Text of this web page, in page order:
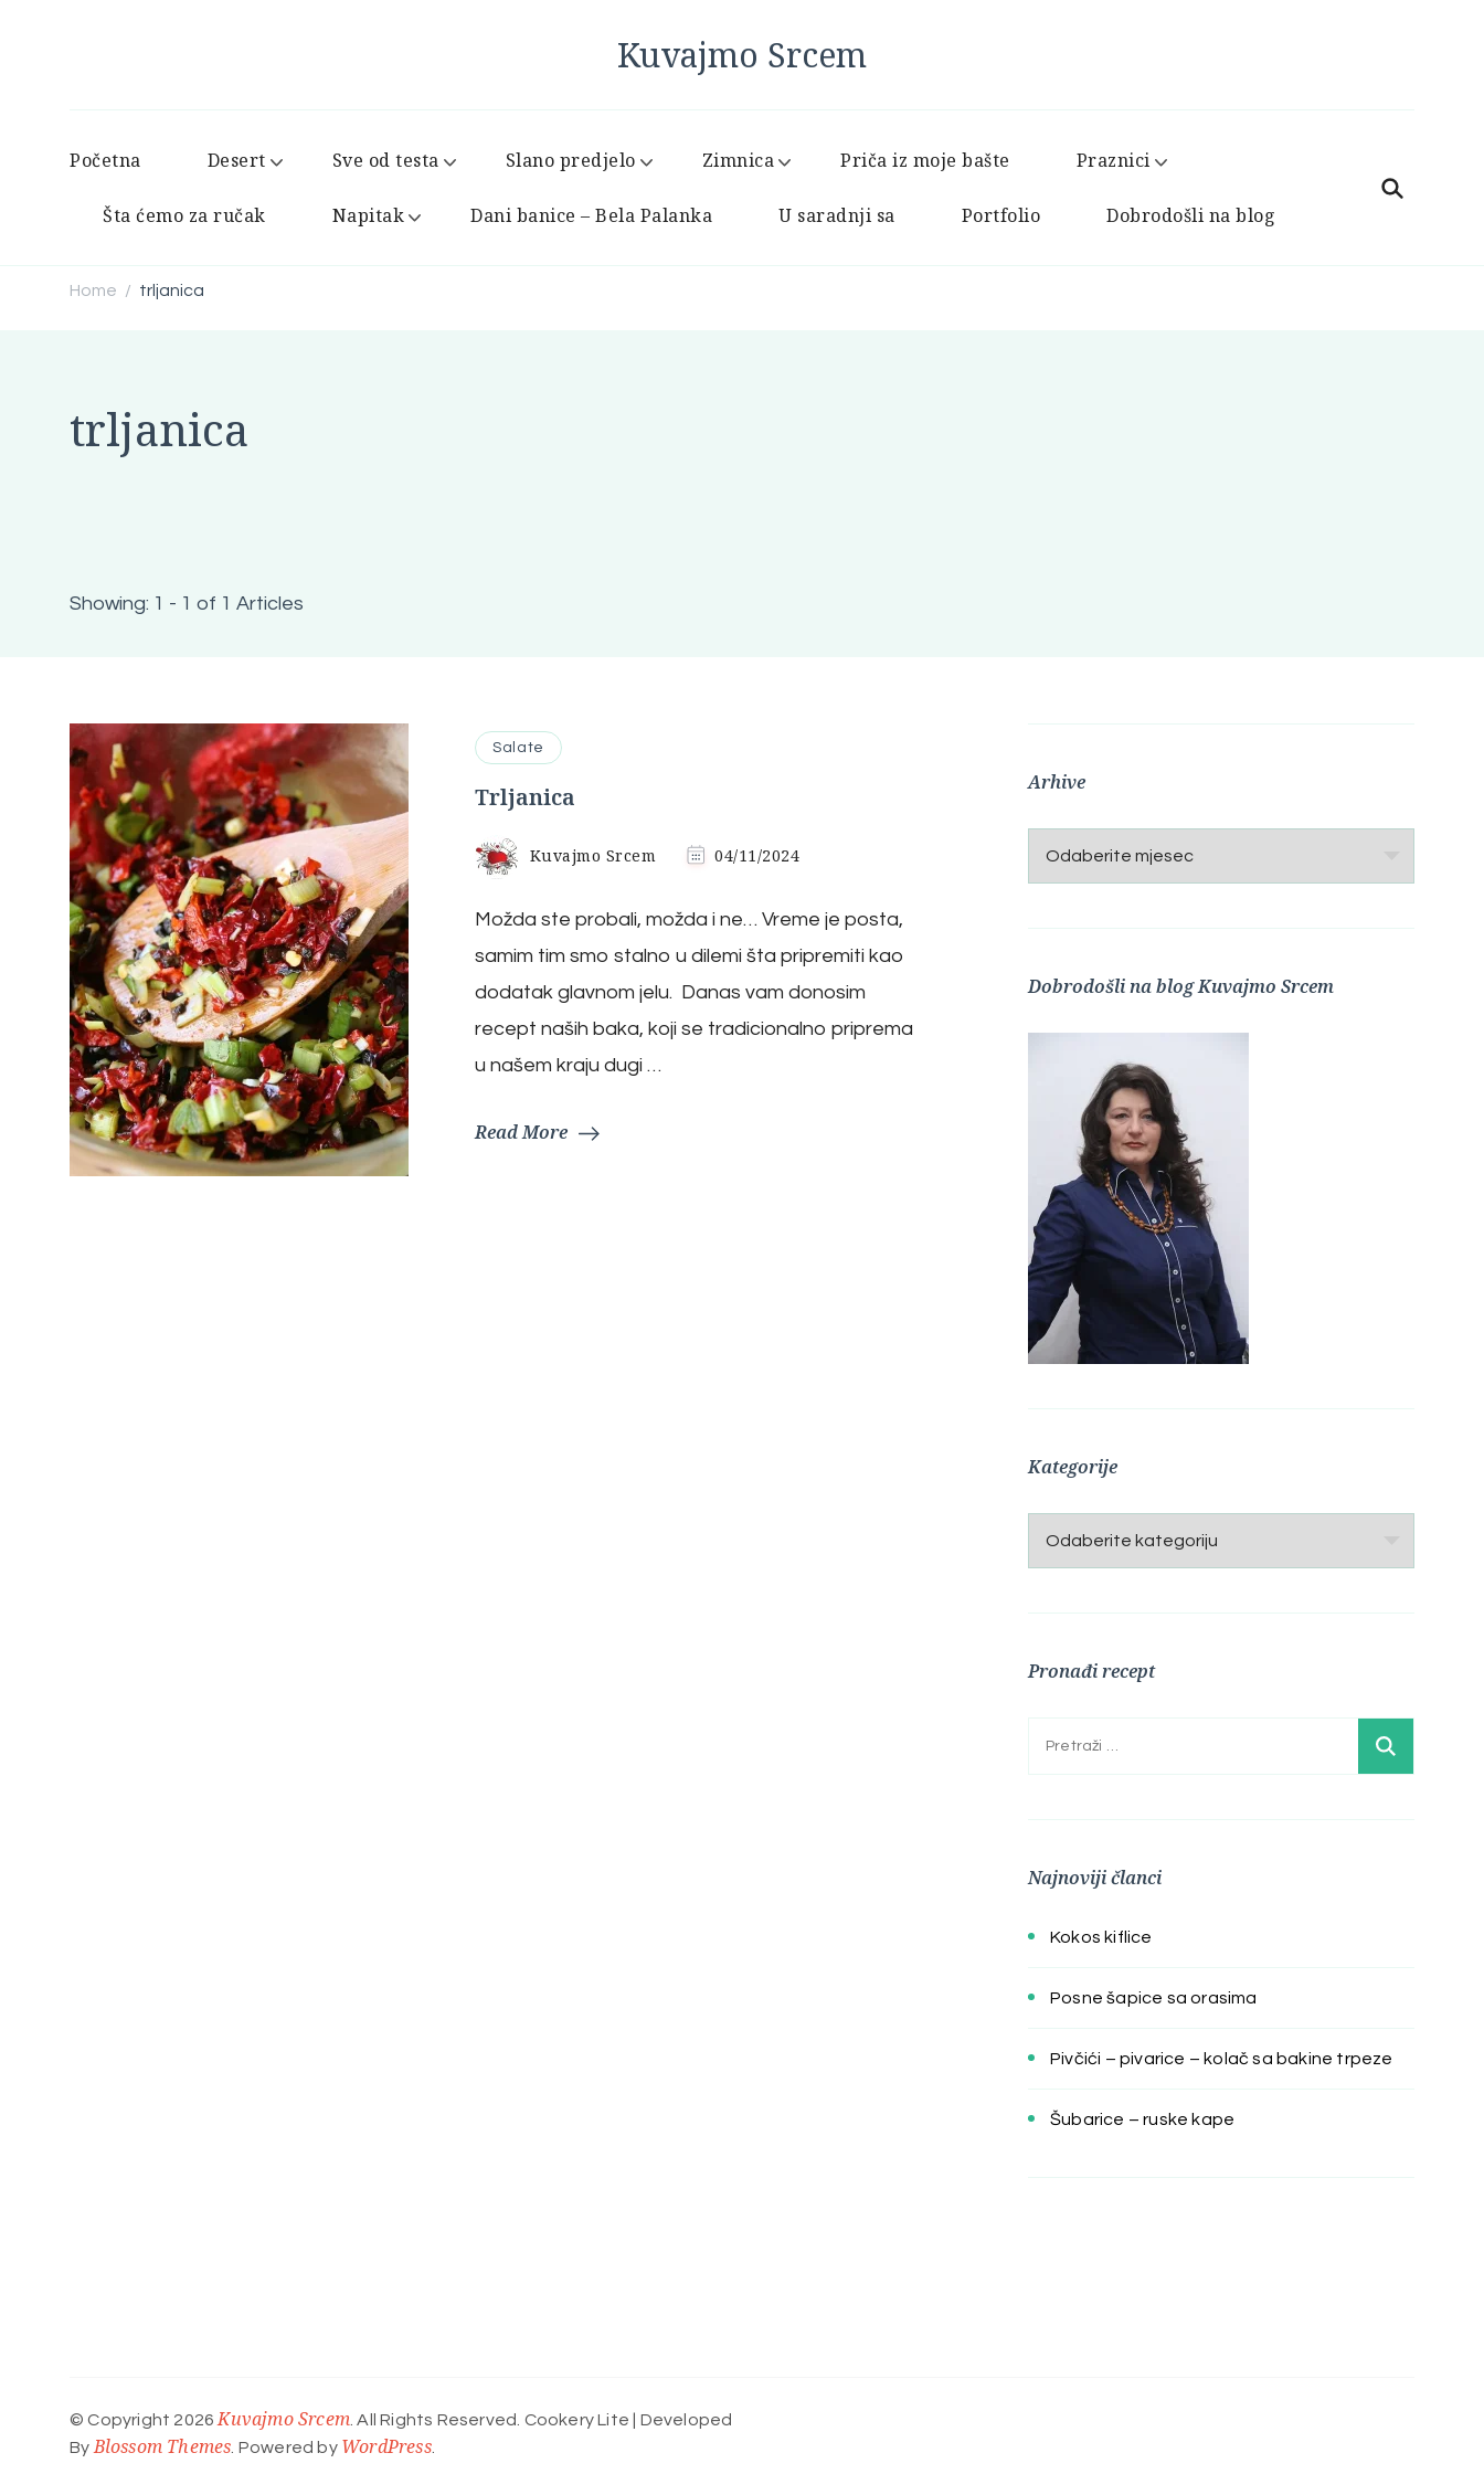
Kuvajmo Srcem
Početna Desert Sve od testa Slano predjelo Zimnica Priča iz moje bašte Praznici
Šta ćemo za ručak Napitak Dani banice – Bela Palanka U saradnji sa Portfolio Dobrodošli na blog
Home / trljanica
trljanica
Showing: 1 - 1 of 1 Articles
Salate
Trljanica
Kuvajmo Srcem 04/11/2024
Možda ste probali, možda i ne… Vreme je posta,
samim tim smo stalno u dilemi šta pripremiti kao
dodatak glavnom jelu. Danas vam donosim
recept naših baka, koji se tradicionalno priprema
u našem kraju dugi …
Read More
Arhive
Arhive
Dobrodošli na blog Kuvajmo Srcem
Kategorije
Kategorije
Pronađi recept
Pretraga:
Najnoviji članci
Kokos kiflice
Posne šapice sa orasima
Pivčići – pivarice – kolač sa bakine trpeze
Šubarice – ruske kape
© Copyright 2026 Kuvajmo Srcem . All Rights Reserved. Cookery Lite | Developed
By Blossom Themes . Powered by WordPress.